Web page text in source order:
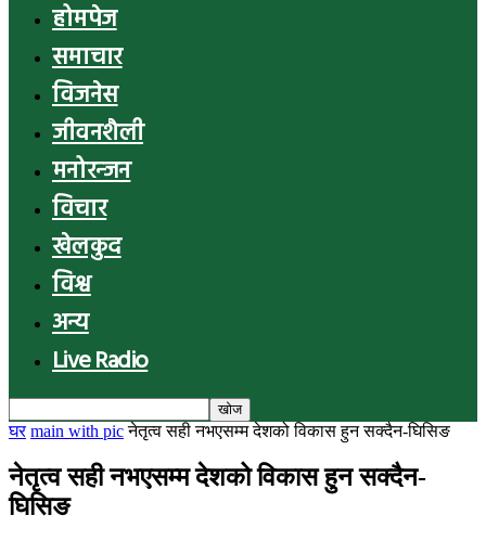
होमपेज
समाचार
विजनेस
जीवनशैली
मनोरन्जन
विचार
खेलकुद
विश्व
अन्य
Live Radio
घर main with pic नेतृत्व सही नभएसम्म देशको विकास हुन सक्दैन-घिसिङ
नेतृत्व सही नभएसम्म देशको विकास हुन सक्दैन-
घिसिङ